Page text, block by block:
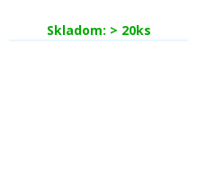
Skladom: > 20ks